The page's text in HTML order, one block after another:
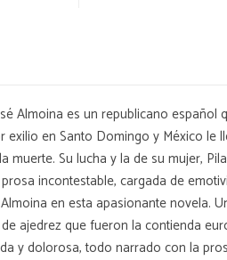
Almoina es un republicano español
en Santo Domingo y México le
Su lucha y la de su mujer,
incontestable, cargada de
en esta apasionante novela.
ajedrez que fueron la contienda
y dolorosa, todo narrado con la